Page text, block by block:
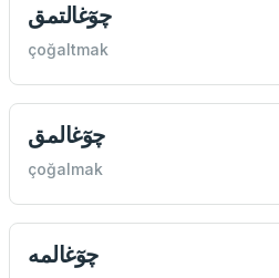
چوٓغالتمق
çoğaltmak
چوٓغالمق
çoğalmak
چوٓغالمه